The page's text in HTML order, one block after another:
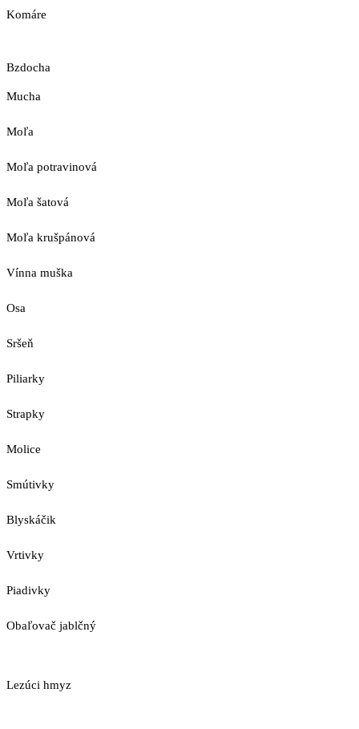
Komáre
Bzdocha
Mucha
Moľa
Moľa potravinová
Moľa šatová
Moľa krušpánová
Vínna muška
Osa
Sršeň
Piliarky
Strapky
Molice
Smútivky
Blyskáčik
Vrtivky
Piadivky
Obaľovač jablčný
Lezúci hmyz